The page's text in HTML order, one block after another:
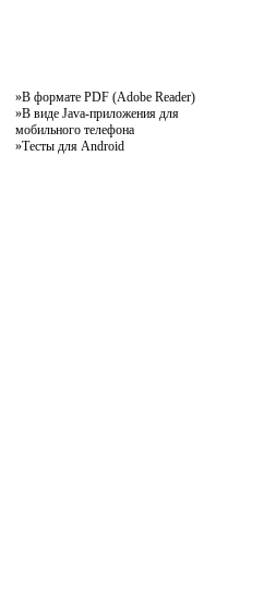
»В формате PDF (Adobe Reader)
»В виде Java-приложения для
мобильного телефона
»Тесты для Android